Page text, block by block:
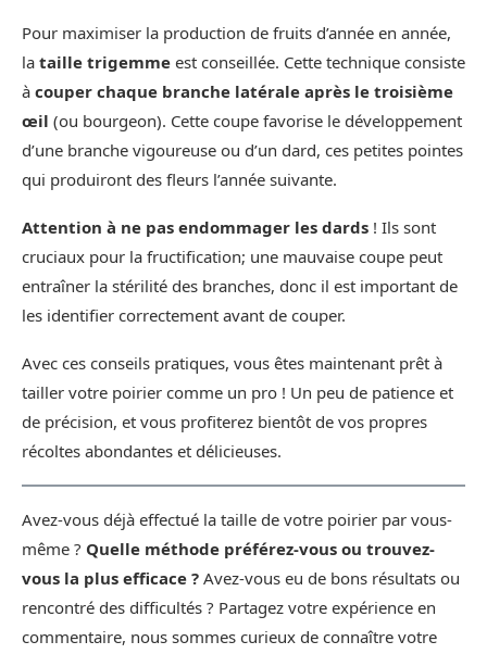
Pour maximiser la production de fruits d’année en année,
la taille trigemme est conseillée. Cette technique consiste
à couper chaque branche latérale après le troisième
œil (ou bourgeon). Cette coupe favorise le développement
d’une branche vigoureuse ou d’un dard, ces petites pointes
qui produiront des fleurs l’année suivante.
Attention à ne pas endommager les dards ! Ils sont
cruciaux pour la fructification; une mauvaise coupe peut
entraîner la stérilité des branches, donc il est important de
les identifier correctement avant de couper.
Avec ces conseils pratiques, vous êtes maintenant prêt à
tailler votre poirier comme un pro ! Un peu de patience et
de précision, et vous profiterez bientôt de vos propres
récoltes abondantes et délicieuses.
Avez-vous déjà effectué la taille de votre poirier par vous-
même ? Quelle méthode préférez-vous ou trouvez-
vous la plus efficace ? Avez-vous eu de bons résultats ou
rencontré des difficultés ? Partagez votre expérience en
commentaire, nous sommes curieux de connaître votre